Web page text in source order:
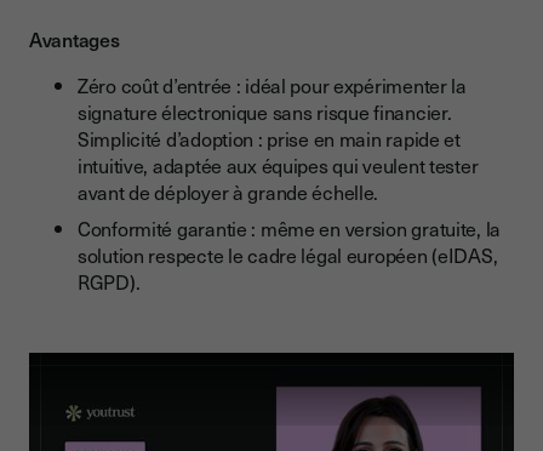
Avantages
Zéro coût d’entrée : idéal pour expérimenter la
signature électronique sans risque financier.
Simplicité d’adoption : prise en main rapide et
intuitive, adaptée aux équipes qui veulent tester
avant de déployer à grande échelle.
Conformité garantie : même en version gratuite, la
solution respecte le cadre légal européen (eIDAS,
RGPD).